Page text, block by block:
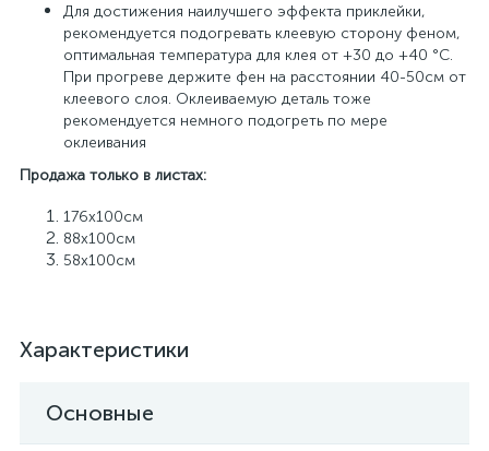
Для достижения наилучшего эффекта приклейки,
рекомендуется подогревать клеевую сторону феном,
оптимальная температура для клея от +30 до +40 °С.
При прогреве держите фен на расстоянии 40-50см от
клеевого слоя. Оклеиваемую деталь тоже
рекомендуется немного подогреть по мере
оклеивания
Продажа только в листах:
176х100см
88х100см
58х100см
Характеристики
Основные